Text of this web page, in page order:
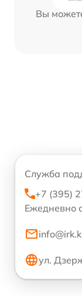
Вы
Служба
+7 (395)
Ежедневно
ул.